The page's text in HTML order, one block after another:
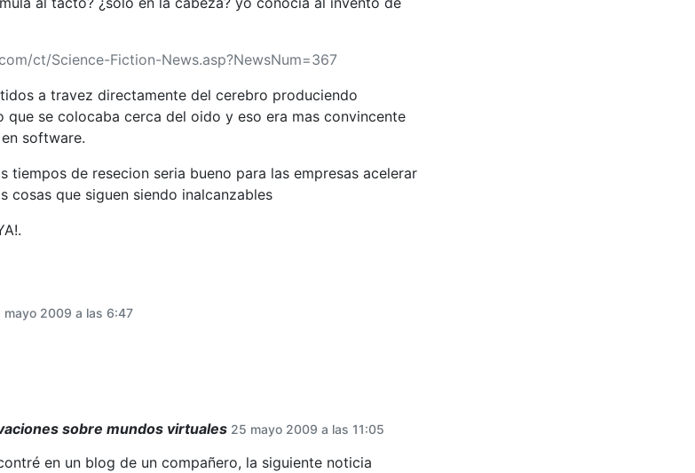
ct/Science-Fiction-News.asp?NewsNum=367
a travez directamente del cerebro produciendo
que se colocaba cerca del oido y eso era mas convincente
software.
tiempos de resecion seria bueno para las empresas acelerar
cosas que siguen siendo inalcanzables
mayo 2009 a las 6:47
sobre mundos virtuales 25 mayo 2009 a las 11:05
en un blog de un compañero, la siguiente noticia